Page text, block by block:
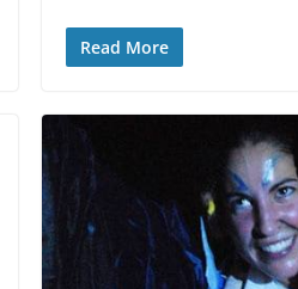
Read More